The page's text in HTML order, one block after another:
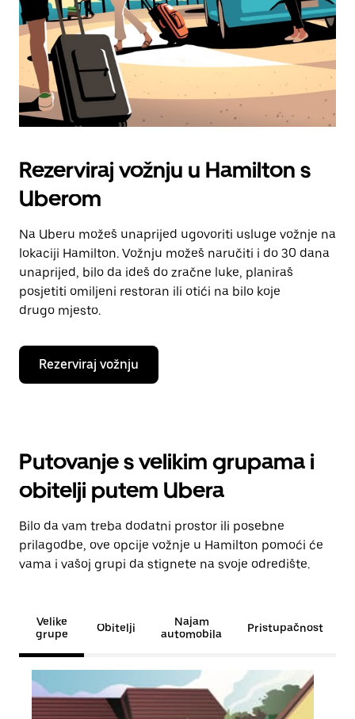
Rezerviraj vožnju u Hamilton s
Uberom
Na Uberu možeš unaprijed ugovoriti usluge vožnje na
lokaciji Hamilton. Vožnju možeš naručiti i do 30 dana
unaprijed, bilo da ideš do zračne luke, planiraš
posjetiti omiljeni restoran ili otići na bilo koje
drugo mjesto.
Rezerviraj vožnju
Putovanje s velikim grupama i
obitelji putem Ubera
Bilo da vam treba dodatni prostor ili posebne
prilagodbe, ove opcije vožnje u Hamilton pomoći će
vama i vašoj grupi da stignete na svoje odredište.
Velike
grupe
Obitelji
Najam
automobila
Pristupačnost